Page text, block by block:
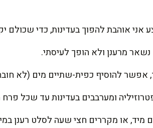
אפשר להוסיף כפית-שתיים מים (לא
ומערבבים בעדינות עד שכל
מיד, או מקררים חצי שעה לסלט רענן